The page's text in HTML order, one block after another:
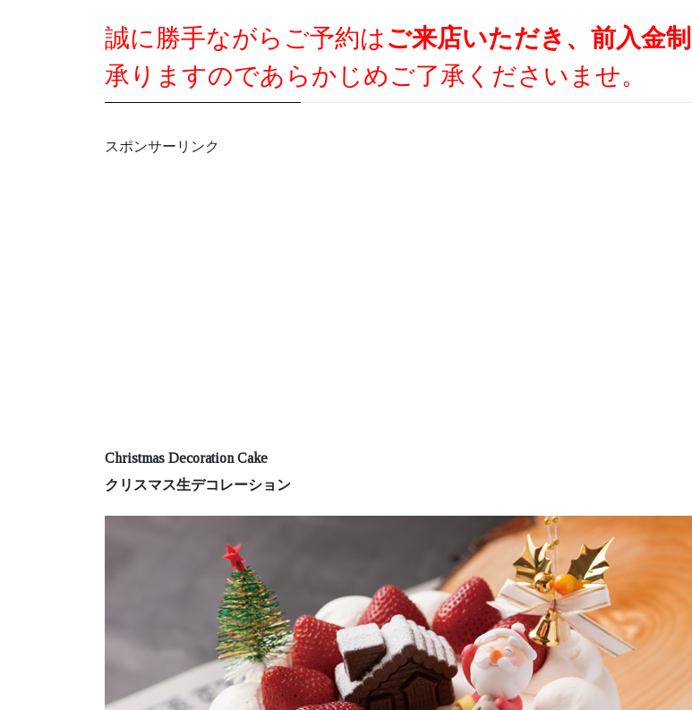
誠に勝手ながらご予約はご来店いただき、前入金制
承りますのであらかじめご了承くださいませ。
スポンサーリンク
Christmas Decoration Cake
クリスマス生デコレーション